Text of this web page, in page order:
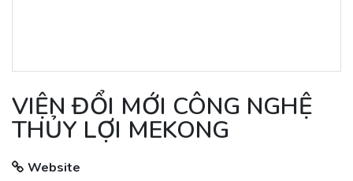
VIỆN ĐỔI MỚI CÔNG NGHỆ
THỦY LỢI MEKONG
Website